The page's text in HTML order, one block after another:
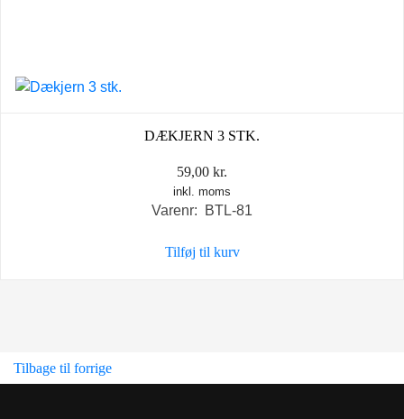
DÆKJERN 3 STK.
59,00 kr.
inkl. moms
Varenr: BTL-81
Tilføj til kurv
Tilbage til forrige